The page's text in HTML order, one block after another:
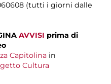
(tutti i giorni dalle
AVVISI prima di
Capitolina in
Cultura